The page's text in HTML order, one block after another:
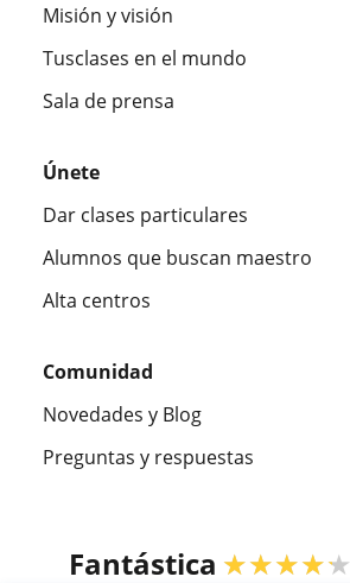
Misión y visión
Tusclases en el mundo
Sala de prensa
Únete
Dar clases particulares
Alumnos que buscan maestro
Alta centros
Comunidad
Novedades y Blog
Preguntas y respuestas
Fantástica ★★★★★